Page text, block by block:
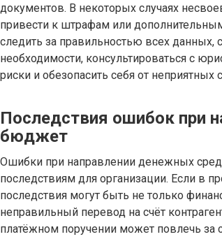
документов. В некоторых случаях
привести к штрафам или
следить за правильностью всех данных,
необходимости, консультироваться с
риски и обезопасить себя от
Последствия ошибок при
бюджет
Ошибки при направлении денежных
последствиям для организации. Если в
последствия могут быть не только
неправильный перевод на счёт
платёжном поручении может повлечь